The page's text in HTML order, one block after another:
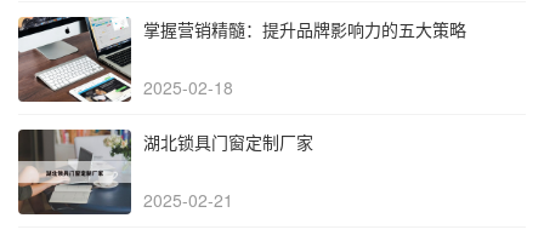
掌握营销精髓：提升品牌影响力的五大策略
2025-02-18
湖北锁具门窗定制厂家
2025-02-21